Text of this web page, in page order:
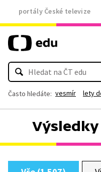
portály České televize
Často hledáte: vesmír lety